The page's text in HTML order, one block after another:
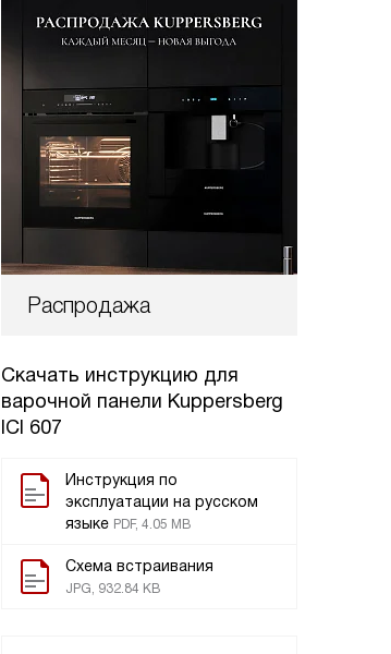
Распродажа
Скачать инструкцию для
варочной панели Kuppersberg
ICI 607
Инструкция по
эксплуатации на русском
языке PDF, 4.05 MB
Схема встраивания
JPG, 932.84 KB